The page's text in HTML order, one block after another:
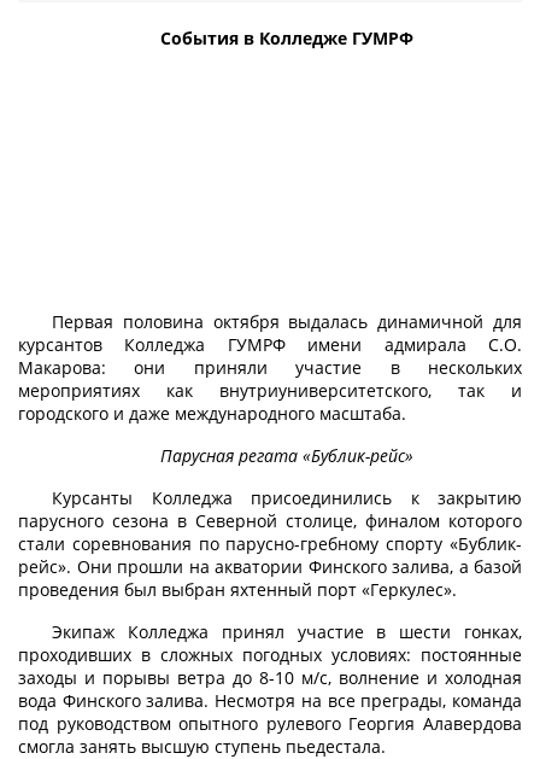
События в Колледже ГУМРФ
Первая половина октября выдалась динамичной для
курсантов Колледжа ГУМРФ имени адмирала С.О.
Макарова: они приняли участие в нескольких
мероприятиях как внутриуниверситетского, так и
городского и даже международного масштаба.
Парусная регата «Бублик-рейс»
Курсанты Колледжа присоединились к закрытию
парусного сезона в Северной столице, финалом которого
стали соревнования по парусно-гребному спорту «Бублик-
рейс». Они прошли на акватории Финского залива, а базой
проведения был выбран яхтенный порт «Геркулес».
Экипаж Колледжа принял участие в шести гонках,
проходивших в сложных погодных условиях: постоянные
заходы и порывы ветра до 8-10 м/с, волнение и холодная
вода Финского залива. Несмотря на все преграды, команда
под руководством опытного рулевого Георгия Алавердова
смогла занять высшую ступень пьедестала.